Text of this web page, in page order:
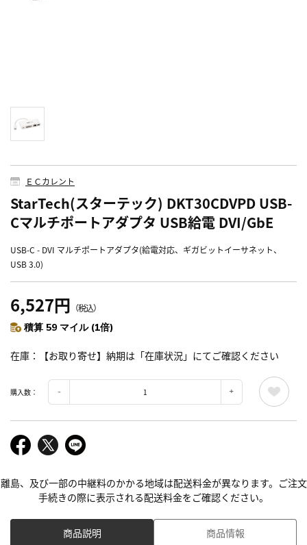
ＥＣカレント
StarTech(スターテック) DKT30CDVPD USB-
Cマルチポートアダプタ USB給電 DVI/GbE
USB-C - DVI マルチポートアダプタ(給電対応、ギガビットイーサネット、
USB 3.0)
6,527円 （税込）
積算 59 マイル (1倍)
在庫 【お取り寄せ】納期は「在庫状況」にてご確認ください
購入数：
離島、及び一部の中継料のかかる地域は配送料金が異なります。ご注文
手続きの際に表示される配送料金をご確認ください。
商品説明 商品情報